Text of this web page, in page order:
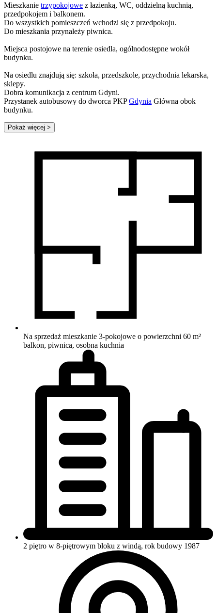
Mieszkanie trzypokojowe z łazienką, WC, oddzielną kuchnią,
przedpokojem i balkonem.
Do wszystkich pomieszczeń wchodzi się z przedpokoju.
Do mieszkania przynależy piwnica.
Miejsca postojowe na terenie osiedla, ogólnodostępne wokół
budynku.
Na osiedlu znajdują się: szkoła, przedszkole, przychodnia lekarska,
sklepy.
Dobra komunikacja z centrum Gdyni.
Przystanek autobusowy do dworca PKPGdynia Główna obok
budynku.
Pokaż więcej >
Na sprzedaż mieszkanie 3-pokojowe o powierzchni 60 m²
balkon, piwnica, osobna kuchnia
2 piętro w 8-piętrowym bloku z windą, rok budowy 1987